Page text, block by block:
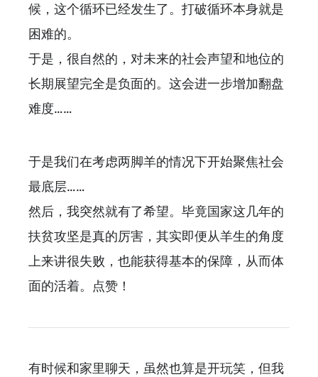
候，这个循环已经发生了。打破循环本身就是
困难的。
于是，很自然的，对未来的社会声望和地位的
长期展望完全是负面的。这会进一步增加翻盘
难度……
于是我们在考虑两脚羊的情况下开始聚焦社会
最底层……
然后，我突然就有了希望。毕竟国家这几年的
扶贫攻坚是真的厉害，其实即便从羊生的角度
上来讲很失败，也能获得基本的保障，从而体
面的活着。点赞！
有时候和家里聊天，虽然也算是开玩笑，但我